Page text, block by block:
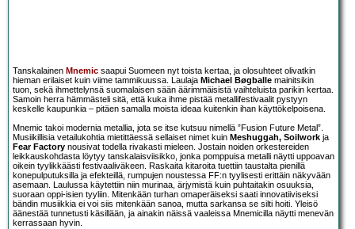
Tanskalainen Mnemic saapui Suomeen nyt toista kertaa, ja olosuhteet olivatkin
hieman erilaiset kuin viime tammikuussa. Laulaja Michael Bøgballe mainitsikin
tuon, sekä ihmettelynsä suomalaisen sään äärimmäisistä vaihteluista parikin kertaa.
Samoin herra hämmästeli sitä, että kuka ihme pistää metallifestivaalit pystyyn
keskelle kaupunkia – pitäen samalla moista ideaa kuitenkin ihan käyttökelpoisena.
Mnemic takoi modernia metallia, jota se itse kutsuu nimellä ”Fusion Future Metal”.
Musiikillisia vetailukohtia mietittäessä sellaiset nimet kuin Meshuggah, Soilwork ja
Fear Factory nousivat todella rivakasti mieleen. Jostain noiden orkestereiden
leikkauskohdasta löytyy tanskalaisviisikko, jonka pomppuisa metalli näytti uppoavan
oikein tyylikkäästi festivaaliväkeen. Raskaita kitaroita tuettiin taustalta pienillä
konepulputuksilla ja efekteillä, rumpujen noustessa FF:n tyylisesti erittäin näkyvään
asemaan. Laulussa käytettiin niin murinaa, ärjymistä kuin puhtaitakin osuuksia,
suoraan oppi-isien tyyliin. Mitenkään turhan omaperäiseksi saati innovatiiviseksi
bändin musiikkia ei voi siis mitenkään sanoa, mutta sarkansa se silti hoiti. Yleisö
äänestää tunnetusti käsillään, ja ainakin näissä vaaleissa Mnemicilla näytti menevän
kerrassaan hyvin.